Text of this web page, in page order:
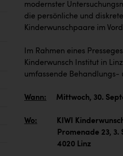
modernster
die persönliche und
Kinderwunschpaare im
Im Rahmen eines
Kinderwunsch Institut in
umfassende Behandlungs-
Wann: Mittwoch, 30.
Wo: KIWI Kinderwunsch
Promenade 23, 3.
4020 Linz